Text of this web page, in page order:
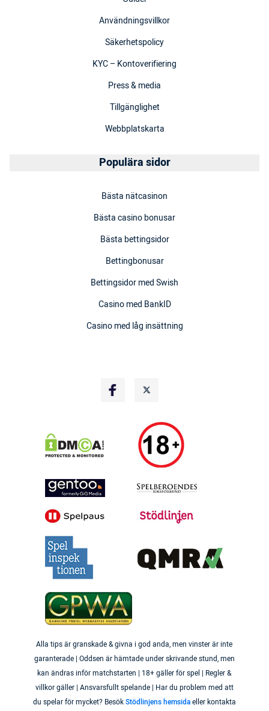
Användningsvillkor
Säkerhetspolicy
KYC – Kontoverifiering
Press & media
Tillgänglighet
Webbplatskarta
Populära sidor
Bästa nätcasinon
Bästa casino bonusar
Bästa bettingsidor
Bettingbonusar
Bettingsidor med Swish
Casino med BankID
Casino med låg insättning
Alla tips är granskade & givna i god anda, men vinster är inte
garanterade | Oddsen är hämtade under skrivande stund, men
kan ändras inför matchstarten | 18+ gäller för spel | Regler &
villkor gäller | Ansvarsfullt spelande | Har du problem med att
du spelar för mycket? BesökStödlinjens hemsidaeller kontakta